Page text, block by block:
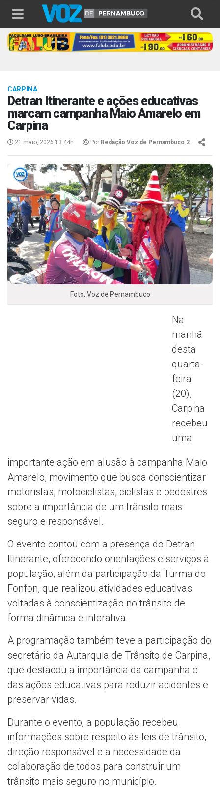
CARPINA
Detran Itinerante e ações educativas
marcam campanha Maio Amarelo em
Carpina
21 maio, 2026 13:44h Por Redação Voz de Pernambuco 2
Foto: Voz de Pernambuco
Na
manhã
desta
quarta-
feira
(20),
Carpina
recebeu
uma
importante ação em alusão à campanha Maio
Amarelo, movimento que busca conscientizar
motoristas, motociclistas, ciclistas e pedestres
sobre a importância de um trânsito mais
seguro e responsável.
O evento contou com a presença do Detran
Itinerante, oferecendo orientações e serviços à
população, além da participação da Turma do
Fonfon, que realizou atividades educativas
voltadas à conscientização no trânsito de
forma dinâmica e interativa.
A programação também teve a participação do
secretário da Autarquia de Trânsito de Carpina,
que destacou a importância da campanha e
das ações educativas para reduzir acidentes e
preservar vidas.
Durante o evento, a população recebeu
informações sobre respeito às leis de trânsito,
direção responsável e a necessidade da
colaboração de todos para construir um
trânsito mais seguro no município.